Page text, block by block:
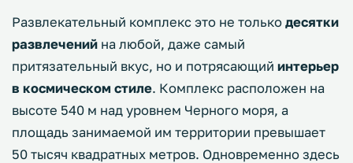
Развлекательный комплекс это не только десятки
развлечений на любой, даже самый
притязательный вкус, но и потрясающий интерьер
в космическом стиле. Комплекс расположен на
высоте 540 м над уровнем Черного моря, а
площадь занимаемой им территории превышает
50 тысяч квадратных метров. Одновременно здесь